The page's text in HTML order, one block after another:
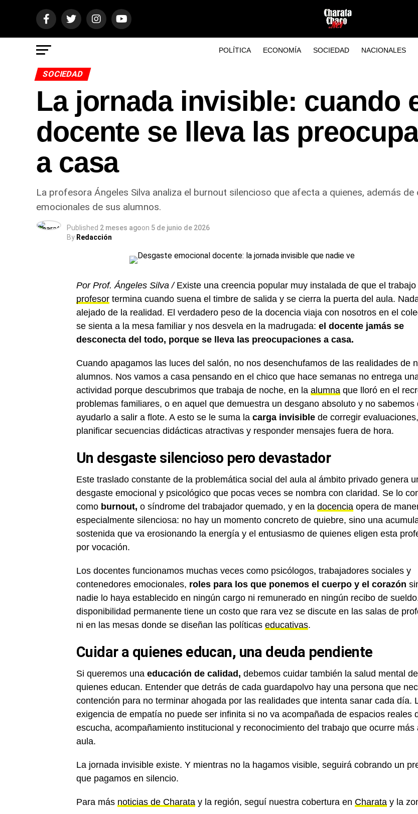
POLÍTICA ECONOMÍA SOCIEDAD NACIONALES
SOCIEDAD
La jornada invisible: cuando
docente se lleva las
a casa
La profesora Ángeles Silva analiza el burnout silencioso que afecta a quienes, además
emocionales de sus alumnos.
Published 2 meses agoon 5 de junio de 2026
By Redacción
Por Prof. Ángeles Silva / Existe una creencia popular muy instalada de que el trabajo
profesor termina cuando suena el timbre de salida y se cierra la puerta del aula.
alejado de la realidad. El verdadero peso de la docencia viaja con nosotros en el
se sienta a la mesa familiar y nos desvela en la madrugada: el docente jamás se
desconecta del todo, porque se lleva las preocupaciones a casa.
Cuando apagamos las luces del salón, no nos desenchufamos de las realidades de
alumnos. Nos vamos a casa pensando en el chico que hace semanas no entrega
actividad porque descubrimos que trabaja de noche, en la alumna que lloró en el
problemas familiares, o en aquel que demuestra un desgano absoluto y no sabemos
ayudarlo a salir a flote. A esto se le suma la carga invisible de corregir evaluaciones,
planificar secuencias didácticas atractivas y responder mensajes fuera de hora.
Un desgaste silencioso pero devastador
Este traslado constante de la problemática social del aula al ámbito privado genera
desgaste emocional y psicológico que pocas veces se nombra con claridad. Se lo
como burnout, o síndrome del trabajador quemado, y en la docencia opera de
especialmente silenciosa: no hay un momento concreto de quiebre, sino una
sostenida que va erosionando la energía y el entusiasmo de quienes eligen esta
por vocación.
Los docentes funcionamos muchas veces como psicólogos, trabajadores sociales y
contenedores emocionales, roles para los que ponemos el cuerpo y el corazón
nadie lo haya establecido en ningún cargo ni remunerado en ningún recibo de
disponibilidad permanente tiene un costo que rara vez se discute en las salas de
ni en las mesas donde se diseñan las políticas educativas.
Cuidar a quienes educan, una deuda pendiente
Si queremos una educación de calidad, debemos cuidar también la salud mental de
quienes educan. Entender que detrás de cada guardapolvo hay una persona que
contención para no terminar ahogada por las realidades que intenta sanar cada día.
exigencia de empatía no puede ser infinita si no va acompañada de espacios reales
escucha, acompañamiento institucional y reconocimiento del trabajo que ocurre más
aula.
La jornada invisible existe. Y mientras no la hagamos visible, seguirá cobrando un
que pagamos en silencio.
Para más noticias de Charata y la región, seguí nuestra cobertura en Charata y la